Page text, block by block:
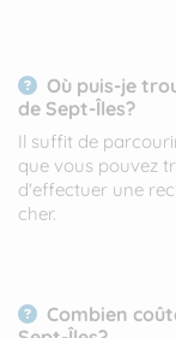
Où puis-je
de Sept-Îles?
Il suffit de
que vous pouvez
d'effectuer une
cher.
Combien